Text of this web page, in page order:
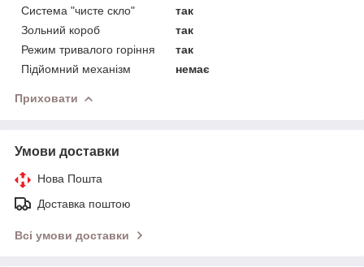
Система "чисте скло"
так
Зольний короб
так
Режим тривалого горіння
так
Підйомний механізм
немає
Приховати
Умови доставки
Нова Пошта
Доставка поштою
Всі умови доставки